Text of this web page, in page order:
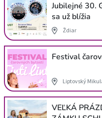
Jubilejné 30.
sa už blížia
Ždiar
Festival
Liptovský
VEĽKÁ